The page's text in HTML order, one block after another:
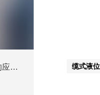
UC-2TX静压式液位变送器的应用需要遵循的选型规则 缆式液